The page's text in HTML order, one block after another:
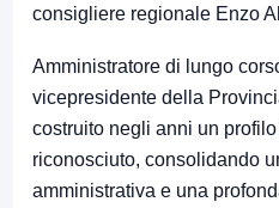
consigliere regionale Enzo
Amministratore di lungo
vicepresidente della
costruito negli anni un
riconosciuto, consolidando
amministrativa e una